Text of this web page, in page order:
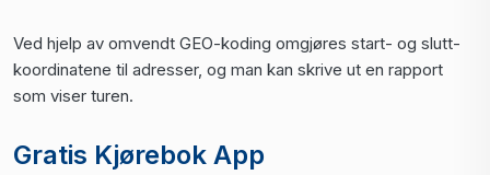
Ved hjelp av omvendt GEO-koding omgjøres start- og slutt-
koordinatene til adresser, og man kan skrive ut en rapport
som viser turen.
Gratis Kjørebok App